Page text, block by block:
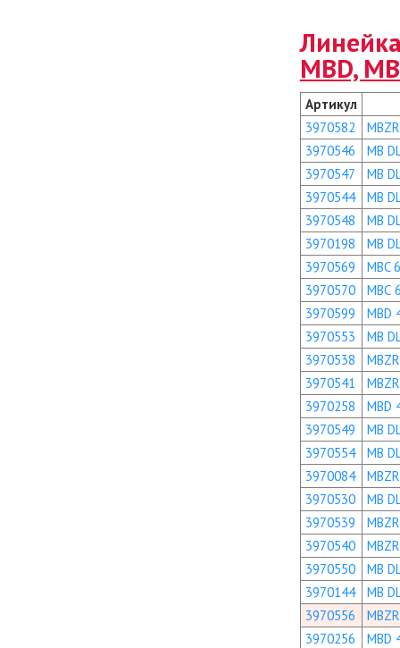
MBD,
Артикул
3970582
3970546
MB
3970547
MB
3970544
MB
3970548
MB
3970198
MB
3970569
MBC
3970570
MBС
3970599
MBD
3970553
MB
3970538
3970541
3970258
MBD
3970549
MB
3970554
MB
3970084
3970530
MB
3970539
3970540
3970550
MB
3970144
MB
3970556
3970256
MBD